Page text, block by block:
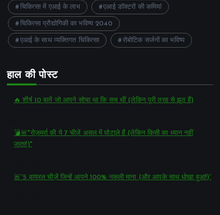
चिकित्सा में एआई के लाभ एआई डॉक्टरों की कमियां
चिकित्सा प्रौद्योगिकी का भविष्य 2040
एआई के साथ व्यक्तिगत चिकित्सा रोबोटिक सर्जनों का भविष्य
हाल की पोस्ट
🔥 शीर्ष 10 बातें जो आपने सोचा था कि सच थीं (लेकिन पूरी तरह से झूठ हैं)
💣🚨"रोज़मर्रा की ये 7 चीज़ें असल में घोटाले हैं (लेकिन किसी का ध्यान नहीं
जाता!)"
🚨“5 वायरल चीज़ें जिन्हें आपने 100% नकली माना (और आपके साथ धोखा हुआ!)”